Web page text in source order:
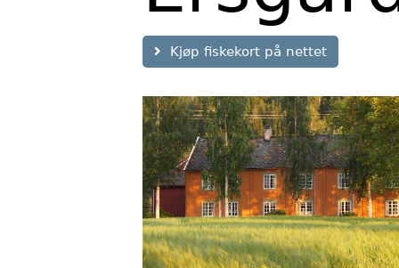
Kjøp fiskekort på nettet